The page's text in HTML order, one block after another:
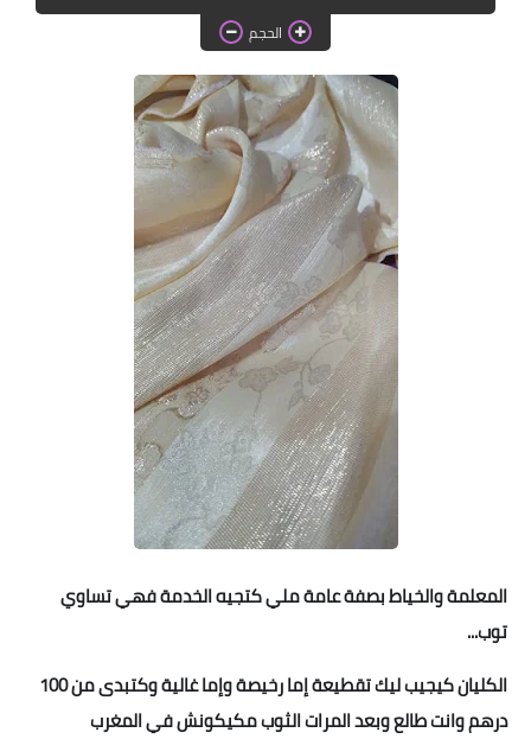
دروس الراندة للمبتدئات
اللباس التقليدي
الحجم
المعلمة والخياط بصفة عامة ملي كتجيه الخدمة فهي تساوي
توب...
الكليان كيجيب ليك تقطيعة إما رخيصة وإما غالية وكتبدى من 100
درهم وانت طالع وبعد المرات الثوب مكيكونش في المغرب